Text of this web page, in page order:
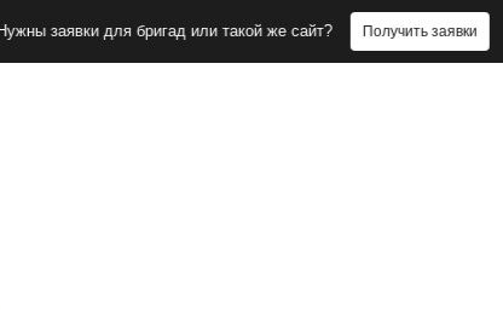
для бригад или такой же сайт? Получить заявки